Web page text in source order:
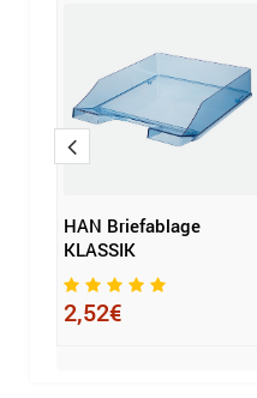
HAN Briefablage
KLASSIK
2,52€